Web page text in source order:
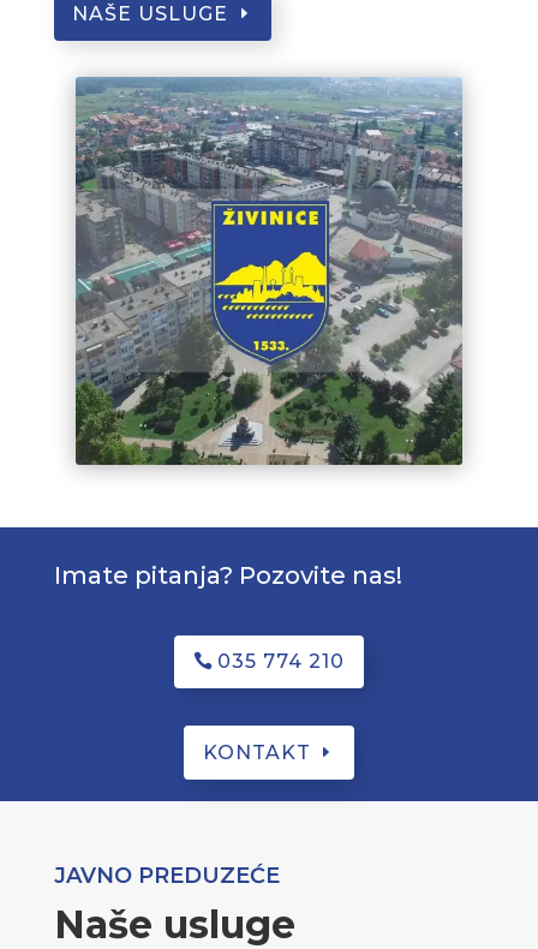
NAŠE USLUGE
Imate pitanja? Pozovite nas!
035 774 210
KONTAKT
JAVNO PREDUZEĆE
Naše usluge